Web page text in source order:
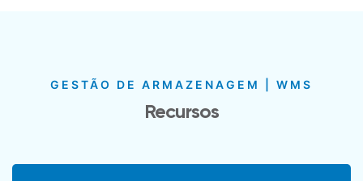
GESTÃO DE ARMAZENAGEM | WMS
Recursos